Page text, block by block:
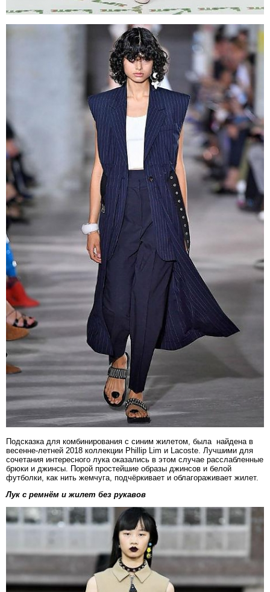
Подсказка для комбинирования с синим жилетом, была найдена в
весенне-летней 2018 коллекции Phillip Lim и Lacoste. Лучшими для
сочетания интересного лука оказались в этом случае расслабленные
брюки и джинсы. Порой простейшие образы джинсов и белой
футболки, как нить жемчуга, подчёркивает и облагораживает жилет.
Лук с ремнём и жилет без рукавов